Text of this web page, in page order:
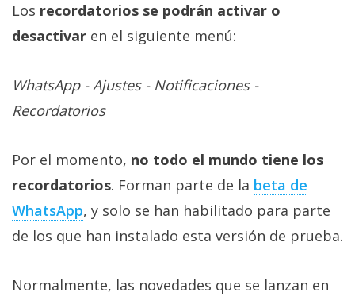
Los recordatorios se podrán activar o
desactivar en el siguiente menú:
WhatsApp - Ajustes - Notificaciones -
Recordatorios
Por el momento, no todo el mundo tiene los
recordatorios. Forman parte de la beta de
WhatsApp, y solo se han habilitado para parte
de los que han instalado esta versión de prueba.
Normalmente, las novedades que se lanzan en